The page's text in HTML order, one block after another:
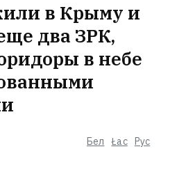
Бел Łac Рус
в Крыму и
два ЗРК,
в небе
новым
для
сам
1
в доме